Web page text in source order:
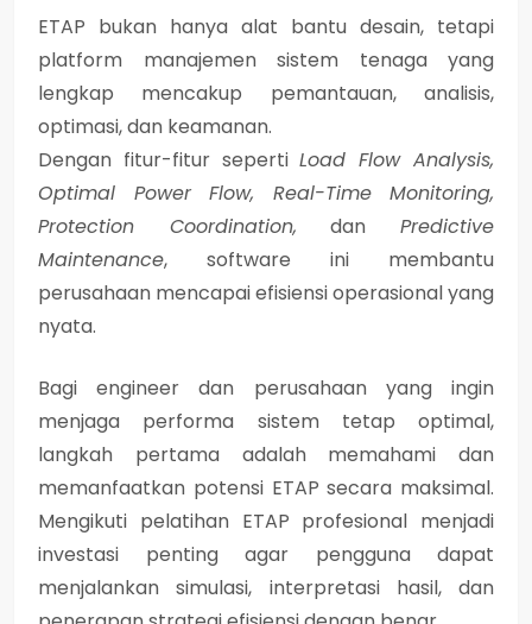
ETAP bukan hanya alat bantu desain, tetapi
platform manajemen sistem tenaga yang
lengkap mencakup pemantauan, analisis,
optimasi, dan keamanan.
Dengan fitur-fitur sepertiLoad Flow Analysis,
Optimal Power Flow, Real-Time Monitoring,
Protection Coordination, danPredictive
Maintenance, software ini membantu
perusahaan mencapai efisiensi operasional yang
nyata.
Bagi engineer dan perusahaan yang ingin
menjaga performa sistem tetap optimal,
langkah pertama adalah memahami dan
memanfaatkan potensi ETAP secara maksimal.
Mengikuti pelatihan ETAP profesional menjadi
investasi penting agar pengguna dapat
menjalankan simulasi, interpretasi hasil, dan